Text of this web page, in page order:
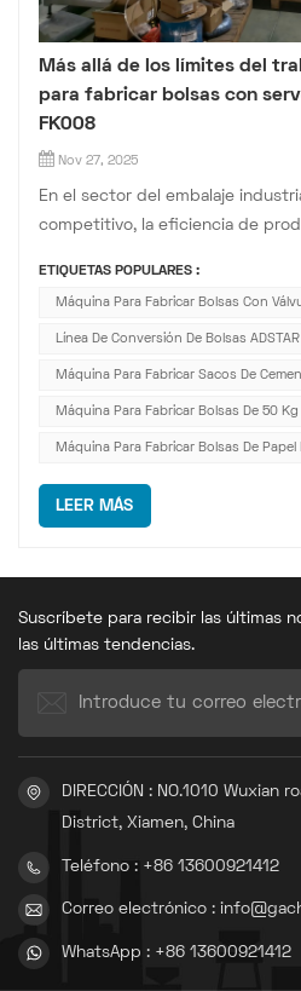
Más allá de los límites del
para fabricar bolsas con
FK008
Nov 27, 2025
En el sector del embalaje
competitivo, la eficiencia de
Olvídese del modelo tradicional
dependencia del crit...
ETIQUETAS POPULARES :
Máquina Para Fabricar Bolsas Con
Línea De Conversión De Bolsas ADSTAR
Máquina Para Fabricar Sacos De
Máquina Para Fabricar Bolsas De 50 Kg
Máquina Para Fabricar Bolsas De Papel
LEER MÁS
Suscríbete para recibir las últimas
las últimas tendencias.
DIRECCIÓN : NO.1010 Wuxian
District, Xiamen, China
Teléfono : +86 13600921412
Correo electrónico :
WhatsApp : +86 13600921412